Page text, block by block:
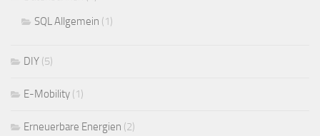
SQL Allgemein (1)
DIY (5)
E-Mobility (1)
Erneuerbare Energien (2)